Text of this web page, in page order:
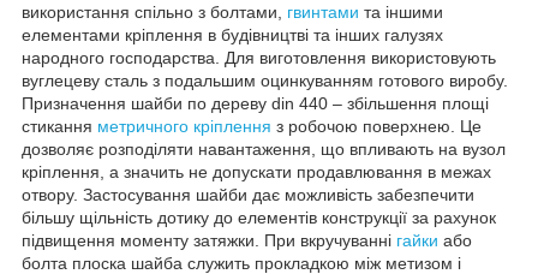
використання спільно з болтами, гвинтами та іншими
елементами кріплення в будівництві та інших галузях
народного господарства. Для виготовлення використовують
вуглецеву сталь з подальшим оцинкуванням готового виробу.
Призначення шайби по дереву din 440 – збільшення площі
стикання метричного кріплення з робочою поверхнею. Це
дозволяє розподіляти навантаження, що впливають на вузол
кріплення, а значить не допускати продавлювання в межах
отвору. Застосування шайби дає можливість забезпечити
більшу щільність дотику до елементів конструкції за рахунок
підвищення моменту затяжки. При вкручуванні гайки або
болта плоска шайба служить прокладкою між метизом і